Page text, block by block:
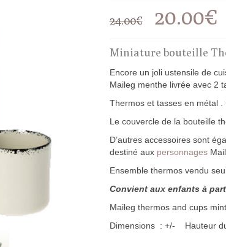
24.00€
Le
prix
initial
était :
24.00€.
20.00€Le
Miniature bouteille
Encore un joli ustensile de
Maileg menthe livrée avec 2
Thermos et tasses en métal
Le couvercle de la bouteille
D’autres accessoires sont
destiné aux personnages
Ensemble thermos vendu
Convient aux enfants à
Maileg thermos and cups
Dimensions : +/- Hauteur